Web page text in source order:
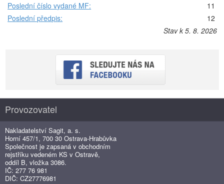
Poslední číslo vydané MF:
11
Poslední předpis:
12
Stav k 5. 8. 2026
Provozovatel
Nakladatelství Sagit, a. s.
Horní 457/1, 700 30 Ostrava-Hrabůvka
Společnost je zapsaná v obchodním
rejstříku vedeném KS v Ostravě,
oddíl B, vložka 3086.
IČ: 277 76 981
DIČ: CZ27776981